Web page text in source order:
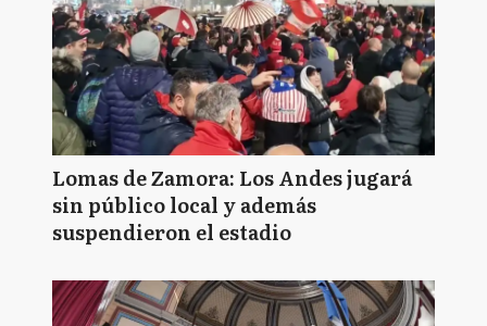
Lomas de Zamora: Los Andes jugará
sin público local y además
suspendieron el estadio